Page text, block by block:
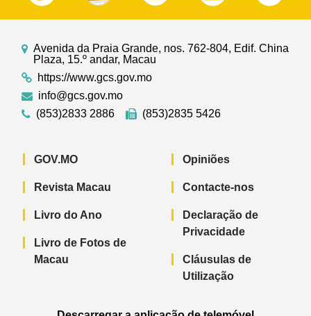
Avenida da Praia Grande, nos. 762-804, Edif. China
Plaza, 15.º andar, Macau
https://www.gcs.gov.mo
info@gcs.gov.mo
(853)2833 2886
(853)2835 5426
GOV.MO
Revista Macau
Livro do Ano
Livro de Fotos de
Macau
Opiniões
Contacte-nos
Declaração de
Privacidade
Cláusulas de
Utilização